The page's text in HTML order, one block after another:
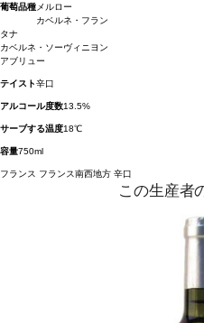
葡萄品種メルロー
カベルネ・フラン
タナ
カベルネ・ソーヴィニヨン
アブリュー
テイスト辛口
アルコール度数13.5%
サーブする温度18℃
容量750ml
フランス フランス南西地方 辛口
この生産者